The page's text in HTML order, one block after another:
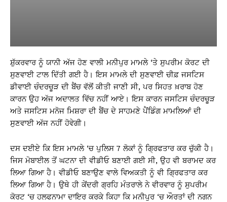
ਸ਼ੁੱਕਰਵਾਰ ਨੂੰ ਯਾਨੀ ਅੱਜ ਹੋਣ ਵਾਲੀ ਮਨੀਪੁਰ ਮਾਮਲੇ ‘ਤੇ ਸੁਪਰੀਮ ਕੋਰਟ ਦੀ
ਸੁਣਵਾਈ ਟਾਲ ਦਿੱਤੀ ਗਈ ਹੈ। ਇਸ ਮਾਮਲੇ ਦੀ ਸੁਣਵਾਈ ਚੀਫ਼ ਜਸਟਿਸ
ਡੀਵਾਈ ਚੰਦਰਚੂੜ ਦੀ ਬੈਂਚ ਵੱਲੋਂ ਕੀਤੀ ਜਾਣੀ ਸੀ, ਪਰ ਸਿਹਤ ਖ਼ਰਾਬ ਹੋਣ
ਕਾਰਨ ਉਹ ਅੱਜ ਅਦਾਲਤ ਵਿੱਚ ਨਹੀਂ ਆਏ। ਇਸ ਕਾਰਨ ਜਸਟਿਸ ਚੰਦਰਚੂੜ
ਅਤੇ ਜਸਟਿਸ ਮਨੋਜ ਮਿਸ਼ਰਾ ਦੀ ਬੈਂਚ ਦੇ ਸਾਹਮਣੇ ਪੈਂਡਿੰਗ ਮਾਮਲਿਆਂ ਦੀ
ਸੁਣਵਾਈ ਅੱਜ ਨਹੀਂ ਹੋਵੇਗੀ।
ਦਸ ਦਈਏ ਕਿ ਇਸ ਮਾਮਲੇ ‘ਚ ਪੁਲਿਸ 7 ਲੋਕਾਂ ਨੂੰ ਗ੍ਰਿਫਤਾਰ ਕਰ ਚੁੱਕੀ ਹੈ।
ਜਿਸ ਮੋਬਾਈਲ ਤੋਂ ਘਟਨਾ ਦੀ ਵੀਡੀਓ ਬਣਾਈ ਗਈ ਸੀ, ਉਹ ਵੀ ਬਰਾਮਦ ਕਰ
ਲਿਆ ਗਿਆ ਹੈ। ਵੀਡੀਓ ਬਣਾਉਣ ਵਾਲੇ ਵਿਅਕਤੀ ਨੂੰ ਵੀ ਗ੍ਰਿਫਤਾਰ ਕਰ
ਲਿਆ ਗਿਆ ਹੈ। ਉਥੇ ਹੀ ਕੇਂਦਰੀ ਗ੍ਰਹਿ ਮੰਤਰਾਲੇ ਨੇ ਵੀਰਵਾਰ ਨੂੰ ਸੁਪਰੀਮ
ਕੋਰਟ ‘ਚ ਹਲਫਨਾਮਾ ਦਾਇਰ ਕਰਕੇ ਕਿਹਾ ਕਿ ਮਨੀਪੁਰ ‘ਚ ਔਰਤਾਂ ਦੀ ਨਗਨ